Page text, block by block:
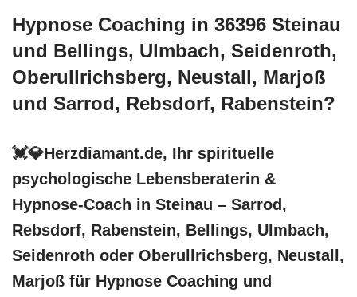
Hypnose Coaching in 36396 Steinau
und Bellings, Ulmbach, Seidenroth,
Oberullrichsberg, Neustall, Marjoß
und Sarrod, Rebsdorf, Rabenstein?
💓️💎Herzdiamant.de, Ihr spirituelle
psychologische Lebensberaterin &
Hypnose-Coach in Steinau – Sarrod,
Rebsdorf, Rabenstein, Bellings, Ulmbach,
Seidenroth oder Oberullrichsberg, Neustall,
Marjoß für Hypnose Coaching und